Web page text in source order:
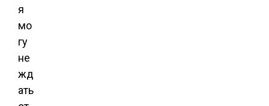
я
мо
гу
не
жд
ать